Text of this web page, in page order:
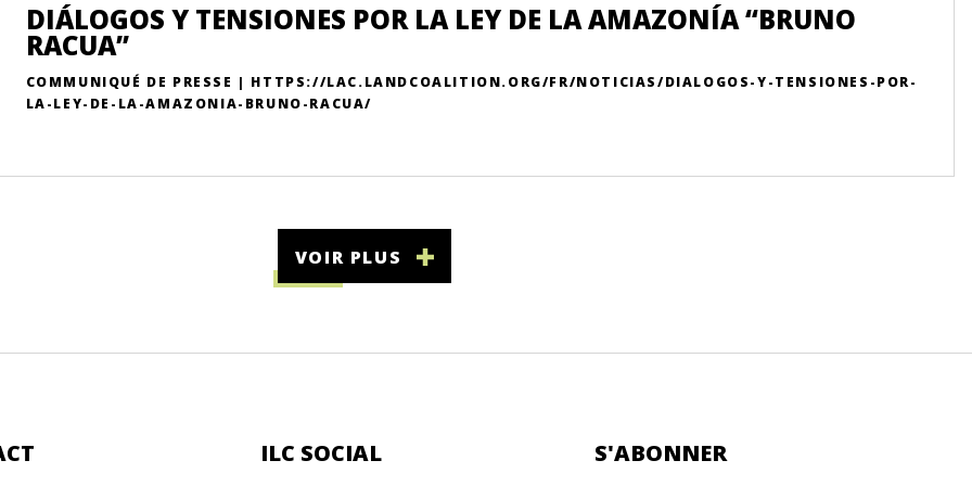
DIÁLOGOS Y TENSIONES POR LA LEY DE LA AMAZONÍA “BRUNO
RACUA”
COMMUNIQUÉ DE PRESSE | HTTPS://LAC.LANDCOALITION.ORG/FR/NOTICIAS/DIALOGOS-Y-TENSIONES-POR-
LA-LEY-DE-LA-AMAZONIA-BRUNO-RACUA/
VOIR PLUS
ILC SOCIAL S'ABONNER